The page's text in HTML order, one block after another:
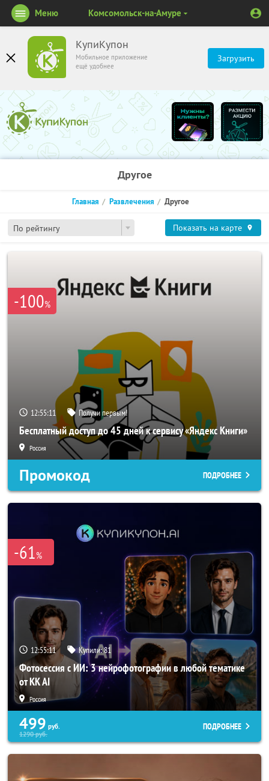
КупиКупон
Мобильное приложение
ещё удобнее
Загрузить
Меню Комсомольск-на-Амуре
Другое
По рейтингу
Главная Развлечения Другое
Показать на карте
-100%
12:55:10 Получи первым!
Бесплатный доступ до 45 дней к сервису «Яндекс Книги»
Россия
Промокод ПОДРОБНЕЕ
-61%
12:55:10 Купили:81
Фотосессия с ИИ: 3 нейрофотографии в любой тематике
от KK AI
Россия
499 руб.
1290руб.
ПОДРОБНЕЕ